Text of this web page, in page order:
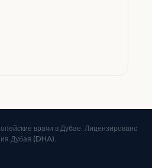
врачи в Дубае. Лицензировано
Дубая (DHA).